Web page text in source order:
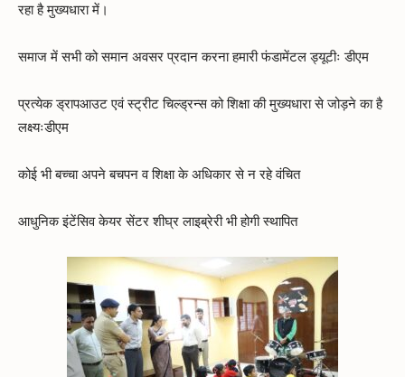
रहा है मुख्यधारा में।
समाज में सभी को समान अवसर प्रदान करना हमारी फंडामेंटल ड्यूटीः डीएम
प्रत्येक ड्रापआउट एवं स्ट्रीट चिल्ड्रन्स को शिक्षा की मुख्यधारा से जोड़ने का है
लक्ष्यःडीएम
कोई भी बच्चा अपने बचपन व शिक्षा के अधिकार से न रहे वंचित
आधुनिक इंटेंसिव केयर सेंटर शीघ्र लाइब्रेरी भी होगी स्थापित